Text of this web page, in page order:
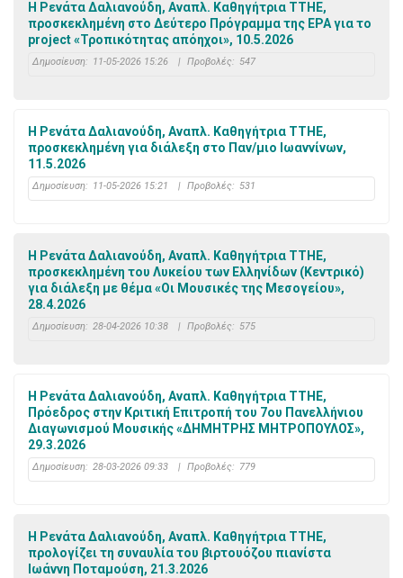
H Ρενάτα Δαλιανούδη, Αναπλ. Καθηγήτρια ΤΤΗΕ,
προσκεκλημένη στο Δεύτερο Πρόγραμμα της ΕΡΑ για το
project «Τροπικότητας απόηχοι», 10.5.2026
Δημοσίευση: 11-05-2026 15:26 | Προβολές: 547
H Ρενάτα Δαλιανούδη, Αναπλ. Καθηγήτρια ΤΤΗΕ,
προσκεκλημένη για διάλεξη στο Παν/μιο Ιωαννίνων,
11.5.2026
Δημοσίευση: 11-05-2026 15:21 | Προβολές: 531
Η Ρενάτα Δαλιανούδη, Αναπλ. Καθηγήτρια ΤΤΗΕ,
προσκεκλημένη του Λυκείου των Ελληνίδων (Κεντρικό)
για διάλεξη με θέμα «Οι Μουσικές της Μεσογείου»,
28.4.2026
Δημοσίευση: 28-04-2026 10:38 | Προβολές: 575
Η Ρενάτα Δαλιανούδη, Αναπλ. Καθηγήτρια ΤΤΗΕ,
Πρόεδρος στην Κριτική Επιτροπή του 7ου Πανελλήνιου
Διαγωνισμού Μουσικής «ΔΗΜΗΤΡΗΣ ΜΗΤΡΟΠΟΥΛΟΣ»,
29.3.2026
Δημοσίευση: 28-03-2026 09:33 | Προβολές: 779
Η Ρενάτα Δαλιανούδη, Αναπλ. Καθηγήτρια TTHE,
προλογίζει τη συναυλία του βιρτουόζου πιανίστα
Ιωάννη Ποταμούση, 21.3.2026